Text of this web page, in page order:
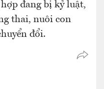
đang bị kỷ luật,
thai, nuôi con
đổi.